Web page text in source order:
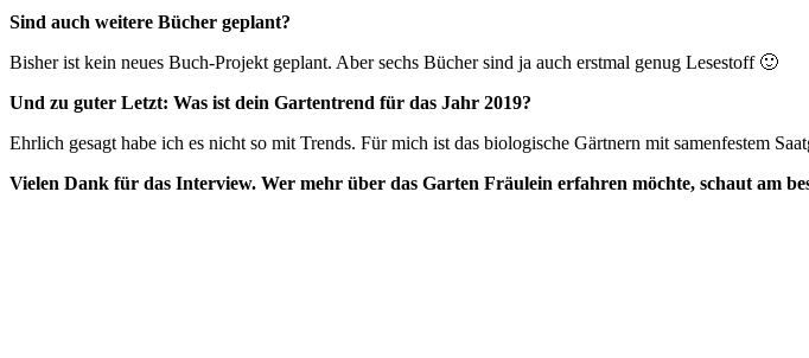
Sind auch weitere Bücher geplant?
Bisher ist kein neues Buch-Projekt geplant. Aber sechs Bücher sind ja auch erstmal genug Lesestoff 🙂
Und zu guter Letzt: Was ist dein Gartentrend für das Jahr 2019?
Ehrlich gesagt habe ich es nicht so mit Trends. Für mich ist das biologische Gärtnern mit samenfestem
Vielen Dank für das Interview. Wer mehr über das Garten Fräulein erfahren möchte, schaut am